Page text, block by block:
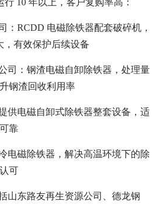
10 年以上，客户复购率高：
：RCDD 电磁除铁器配套破碎机，
，有效保护后续设备
司：钢渣电磁自卸除铁器，处理量
钢渣回收利用率
供电磁自卸式除铁器整套设备，适
靠
电磁除铁器，解决高温环境下的除
可
山东路友再生资源公司、德龙钢